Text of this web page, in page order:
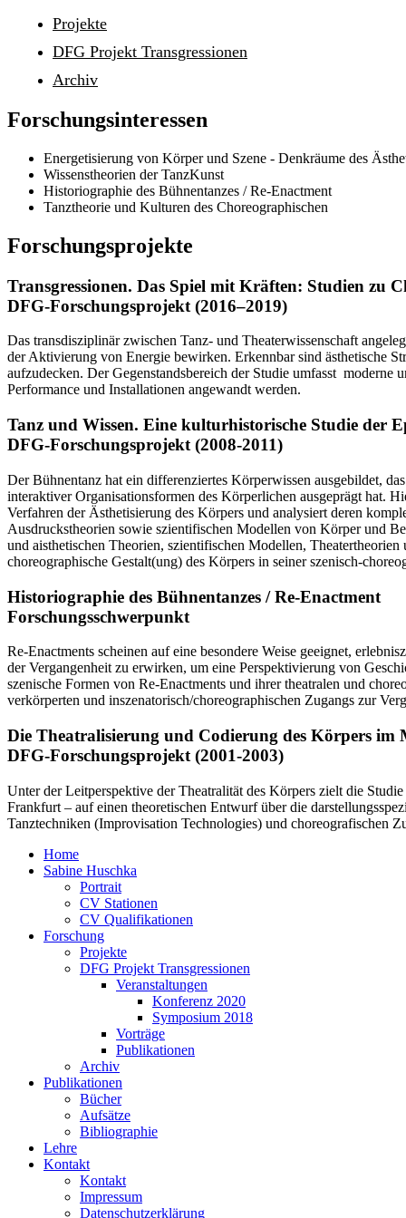
Projekte
DFG Projekt Transgressionen
Archiv
Forschungsinteressen
Energetisierung von Körper und Szene - Denkräume des
Wissenstheorien der TanzKunst
Historiographie des Bühnentanzes / Re-Enactment
Tanztheorie und Kulturen des Choreographischen
Forschungsprojekte
Transgressionen. Das Spiel mit Kräften: Studien zu
DFG-Forschungsprojekt (2016–2019)
Das transdisziplinär zwischen Tanz- und Theaterwissenschaft
der Aktivierung von Energie bewirken. Erkennbar sind ästhetische
aufzudecken. Der Gegenstandsbereich der Studie umfasst
Performance und Installationen angewandt werden.
Tanz und Wissen. Eine kulturhistorische Studie der
DFG-Forschungsprojekt (2008-2011)
Der Bühnentanz hat ein differenziertes Körperwissen ausgebildet,
interaktiver Organisationsformen des Körperlichen ausgeprägt hat.
Verfahren der Ästhetisierung des Körpers und analysiert deren
Ausdruckstheorien sowie szientifischen Modellen von Körper und
und aisthetischen Theorien, szientifischen Modellen,
choreographische Gestalt(ung) des Körpers in seiner szenisch-
Historiographie des Bühnentanzes / Re-Enactment
Forschungsschwerpunkt
Re-Enactments scheinen auf eine besondere Weise geeignet,
der Vergangenheit zu erwirken, um eine Perspektivierung von
szenische Formen von Re-Enactments und ihrer theatralen und
verkörperten und inszenatorisch/choreographischen Zugangs zur
Die Theatralisierung und Codierung des Körpers im
DFG-Forschungsprojekt (2001-2003)
Unter der Leitperspektive der Theatralität des Körpers zielt die
Frankfurt – auf einen theoretischen Entwurf über die
Tanztechniken (Improvisation Technologies) und choreografischen
Home
Sabine Huschka
Portrait
CV Stationen
CV Qualifikationen
Forschung
Projekte
DFG Projekt Transgressionen
Veranstaltungen
Konferenz 2020
Symposium 2018
Vorträge
Publikationen
Archiv
Publikationen
Bücher
Aufsätze
Bibliographie
Lehre
Kontakt
Kontakt
Impressum
Datenschutzerklärung